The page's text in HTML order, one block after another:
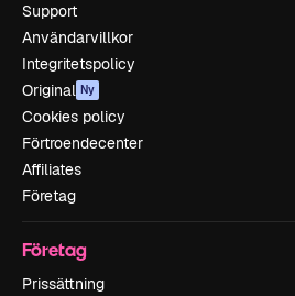
Support
Användarvillkor
Integritetspolicy
Original Ny
Cookies policy
Förtroendecenter
Affiliates
Företag
Företag
Prissättning